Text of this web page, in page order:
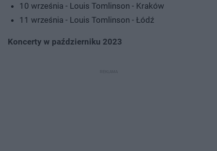
10 września - Louis Tomlinson - Kraków
11 września - Louis Tomlinson - Łódź
Koncerty w październiku 2023